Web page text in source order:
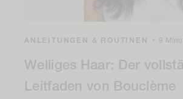
ANLEITUNGEN & ROUTINEN • 9
Welliges Haar: Der
Leitfaden von Bouclème